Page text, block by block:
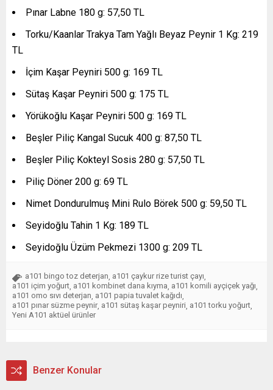
Pınar Labne 180 g: 57,50 TL
Torku/Kaanlar Trakya Tam Yağlı Beyaz Peynir 1 Kg: 219
TL
İçim Kaşar Peyniri 500 g: 169 TL
Sütaş Kaşar Peyniri 500 g: 175 TL
Yörükoğlu Kaşar Peyniri 500 g: 169 TL
Beşler Piliç Kangal Sucuk 400 g: 87,50 TL
Beşler Piliç Kokteyl Sosis 280 g: 57,50 TL
Piliç Döner 200 g: 69 TL
Nimet Dondurulmuş Mini Rulo Börek 500 g: 59,50 TL
Seyidoğlu Tahin 1 Kg: 189 TL
Seyidoğlu Üzüm Pekmezi 1300 g: 209 TL
a101 bingo toz deterjan a101 çaykur rize turist çayı
a101 içim yoğurt a101 kombinet dana kıyma a101 komili ayçiçek yağı
a101 omo sıvı deterjan a101 papia tuvalet kağıdı
a101 pınar süzme peynir a101 sütaş kaşar peyniri a101 torku yoğurt
Yeni A101 aktüel ürünler
Benzer Konular